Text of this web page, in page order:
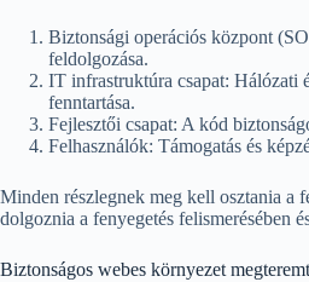
Biztonsági operációs központ
feldolgozása.
IT infrastruktúra csapat: Hálózati
fenntartása.
Fejlesztői csapat: A kód
Felhasználók: Támogatás és
Minden részlegnek meg kell osztania a
dolgoznia a fenyegetés felismerésében
Biztonságos webes környezet